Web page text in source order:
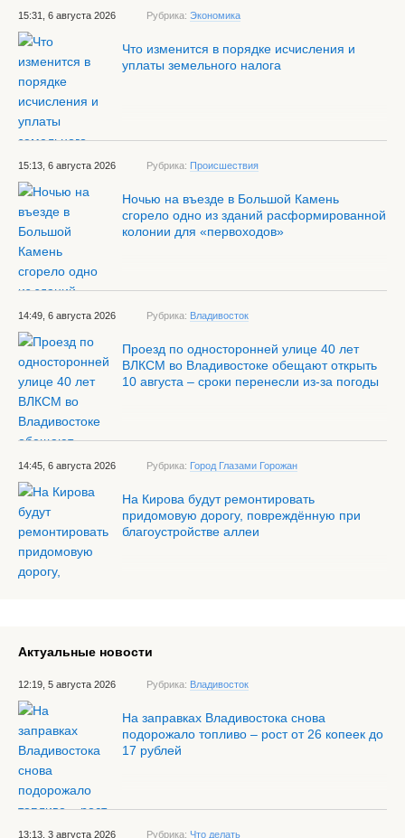
15:31, 6 августа 2026 Рубрика: Экономика
Что изменится в порядке исчисления и
уплаты земельного налога
15:13, 6 августа 2026 Рубрика: Происшествия
Ночью на въезде в Большой Камень
сгорело одно из зданий расформированной
колонии для «первоходов»
14:49, 6 августа 2026 Рубрика: Владивосток
Проезд по односторонней улице 40 лет
ВЛКСМ во Владивостоке обещают открыть
10 августа – сроки перенесли из-за погоды
14:45, 6 августа 2026 Рубрика: Город Глазами Горожан
На Кирова будут ремонтировать
придомовую дорогу, повреждённую при
благоустройстве аллеи
Актуальные новости
12:19, 5 августа 2026 Рубрика: Владивосток
На заправках Владивостока снова
подорожало топливо – рост от 26 копеек до
17 рублей
13:13, 3 августа 2026 Рубрика: Что делать